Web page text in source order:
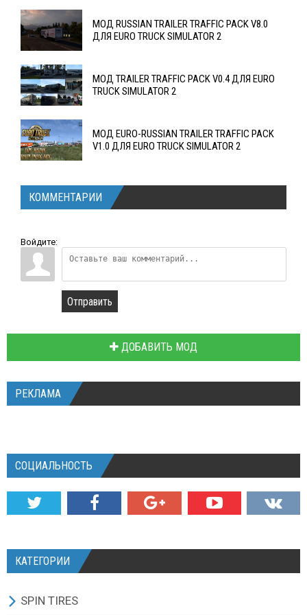
МОД RUSSIAN TRAILER TRAFFIC PACK V8.0
ДЛЯ EURO TRUCK SIMULATOR 2
МОД TRAILER TRAFFIC PACK V0.4 ДЛЯ EURO
TRUCK SIMULATOR 2
МОД EURO-RUSSIAN TRAILER TRAFFIC PACK
V1.0 ДЛЯ EURO TRUCK SIMULATOR 2
КОММЕНТАРИИ
Войдите:
Отправить
ДОБАВИТЬ МОД
РЕКЛАМА
СОЦИАЛЬНОСТЬ
КАТЕГОРИИ
SPIN TIRES